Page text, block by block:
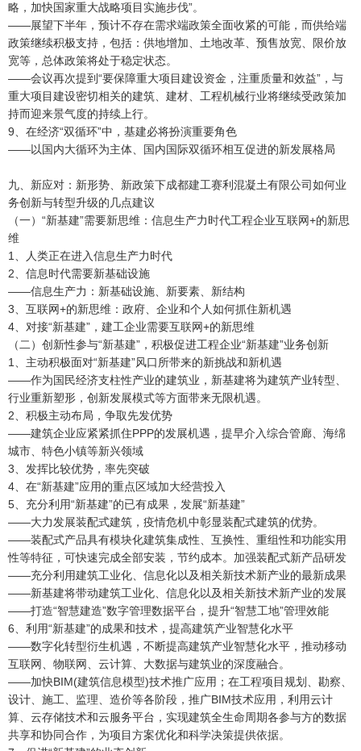
略，加快国家重大战略项目实施步伐”。
——展望下半年，预计不存在需求端政策全面收紧的可能，而供给端
政策继续积极支持，包括：供地增加、土地改革、预售放宽、限价放
宽等，总体政策将处于稳定状态。
——会议再次提到“要保障重大项目建设资金，注重质量和效益”，与
重大项目建设密切相关的建筑、建材、工程机械行业将继续受政策加
持而迎来景气度的持续上行。
9、在经济“双循环”中，基建必将扮演重要角色
——以国内大循环为主体、国内国际双循环相互促进的新发展格局
九、新应对：新形势、新政策下成都建工赛利混凝土有限公司如何业
务创新与转型升级的几点建议
（一）“新基建”需要新思维：信息生产力时代工程企业互联网+的新思
维
1、人类正在进入信息生产力时代
2、信息时代需要新基础设施
——信息生产力：新基础设施、新要素、新结构
3、互联网+的新思维：政府、企业和个人如何抓住新机遇
4、对接“新基建”，建工企业需要互联网+的新思维
（二）创新性参与“新基建”，积极促进工程企业“新基建”业务创新
1、主动积极面对“新基建”风口所带来的新挑战和新机遇
——作为国民经济支柱性产业的建筑业，新基建将为建筑产业转型、
行业重新塑形，创新发展模式等方面带来无限机遇。
2、积极主动布局，争取先发优势
——建筑企业应紧紧抓住PPP的发展机遇，提早介入综合管廊、海绵
城市、特色小镇等新兴领域
3、发挥比较优势，率先突破
4、在“新基建”应用的重点区域加大经营投入
5、充分利用“新基建”的已有成果，发展“新基建”
——大力发展装配式建筑，疫情危机中彰显装配式建筑的优势。
——装配式产品具有模块化建筑集成性、互换性、重组性和功能实用
性等特征，可快速完成全部安装，节约成本。加强装配式新产品研发
——充分利用建筑工业化、信息化以及相关新技术新产业的最新成果
——新基建将带动建筑工业化、信息化以及相关新技术新产业的发展
——打造“智慧建造”数字管理数据平台，提升“智慧工地”管理效能
6、利用“新基建”的成果和技术，提高建筑产业智慧化水平
——数字化转型衍生机遇，不断提高建筑产业智慧化水平，推动移动
互联网、物联网、云计算、大数据与建筑业的深度融合。
——加快BIM(建筑信息模型)技术推广应用；在工程项目规划、勘察、
设计、施工、监理、造价等各阶段，推广BIM技术应用，利用云计
算、云存储技术和云服务平台，实现建筑全生命周期各参与方的数据
共享和协同合作，为项目方案优化和科学决策提供依据。